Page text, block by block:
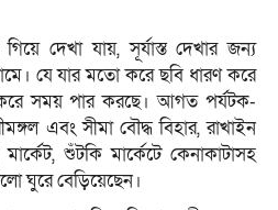
দেখা যায়, সূর্যাস্ত দেখার জন্য
যে যার মতো করে ছবি ধারণ করে
করে সময় পার করছে। আগত পর্যটক-
এবং সীমা বৌদ্ধ বিহার, রাখাইন
শুঁটকি মার্কেটে কেনাকাটাসহ
ঘুরে বেড়িয়েছেন।